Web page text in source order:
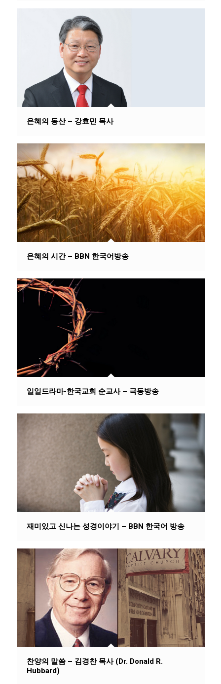
은혜의 동산 – 강효민 목사
은혜의 시간 – BBN 한국어방송
일일드라마-한국교회 순교사 – 극동방송
재미있고 신나는 성경이야기 – BBN 한국어 방송
찬양의 말씀 – 김경찬 목사 (Dr. Donald R.
Hubbard)